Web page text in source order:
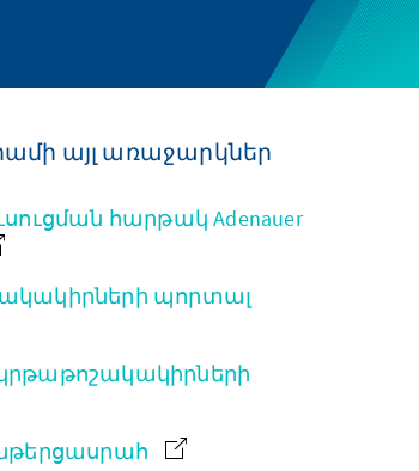
այլ առաջարկներ
հարթակ Adenauer
պորտալ